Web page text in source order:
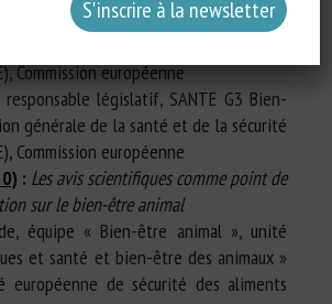
d’unité adjoint, SANTE G3 Bien-être
Commission européenne
responsable législatif, SANTE G3 Bien-
générale de la santé et de la sécurité
Commission européenne
: Les avis scientifiques comme point de
sur le bien-être animal
équipe « Bien-être animal », unité
et santé et bien-être des animaux »
européenne de sécurité des aliments